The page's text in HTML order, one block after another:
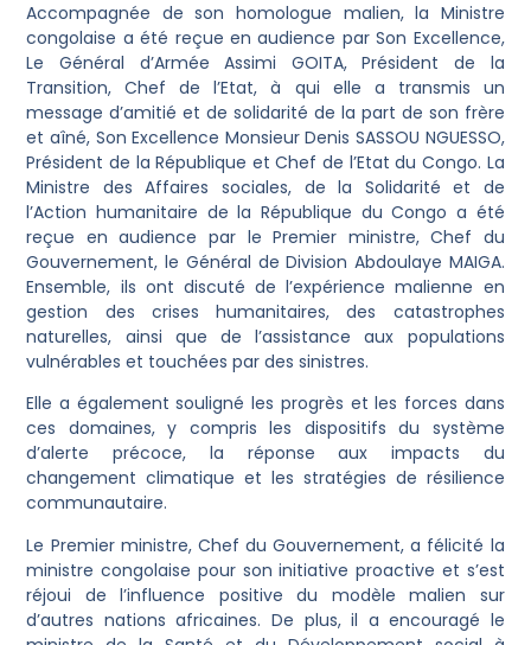
Accompagnée de son homologue malien, la Ministre
congolaise a été reçue en audience par Son Excellence,
Le Général d’Armée Assimi GOITA, Président de la
Transition, Chef de l’Etat, à qui elle a transmis un
message d’amitié et de solidarité de la part de son frère
et aîné, Son Excellence Monsieur Denis SASSOU NGUESSO,
Président de la République et Chef de l’Etat du Congo. La
Ministre des Affaires sociales, de la Solidarité et de
l’Action humanitaire de la République du Congo a été
reçue en audience par le Premier ministre, Chef du
Gouvernement, le Général de Division Abdoulaye MAIGA.
Ensemble, ils ont discuté de l’expérience malienne en
gestion des crises humanitaires, des catastrophes
naturelles, ainsi que de l’assistance aux populations
vulnérables et touchées par des sinistres.
Elle a également souligné les progrès et les forces dans
ces domaines, y compris les dispositifs du système
d’alerte précoce, la réponse aux impacts du
changement climatique et les stratégies de résilience
communautaire.
Le Premier ministre, Chef du Gouvernement, a félicité la
ministre congolaise pour son initiative proactive et s’est
réjoui de l’influence positive du modèle malien sur
d’autres nations africaines. De plus, il a encouragé le